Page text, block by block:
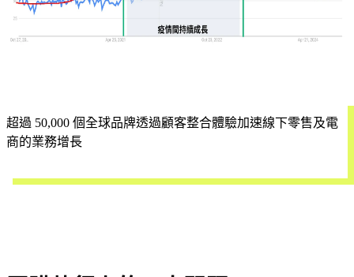
超過 50,000 個全球品牌透過顧客整合體驗加速線下零售及電
商的業務增長